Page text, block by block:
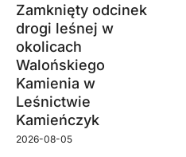
Zamknięty odcinek
drogi leśnej w
okolicach
Walońskiego
Kamienia w
Leśnictwie
Kamieńczyk
2026-08-05